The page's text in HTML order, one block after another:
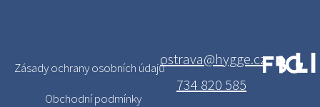
Zásady ochrany osobních údajů
Obchodní podmínky
ostrava@hygge.cz
734 820 585